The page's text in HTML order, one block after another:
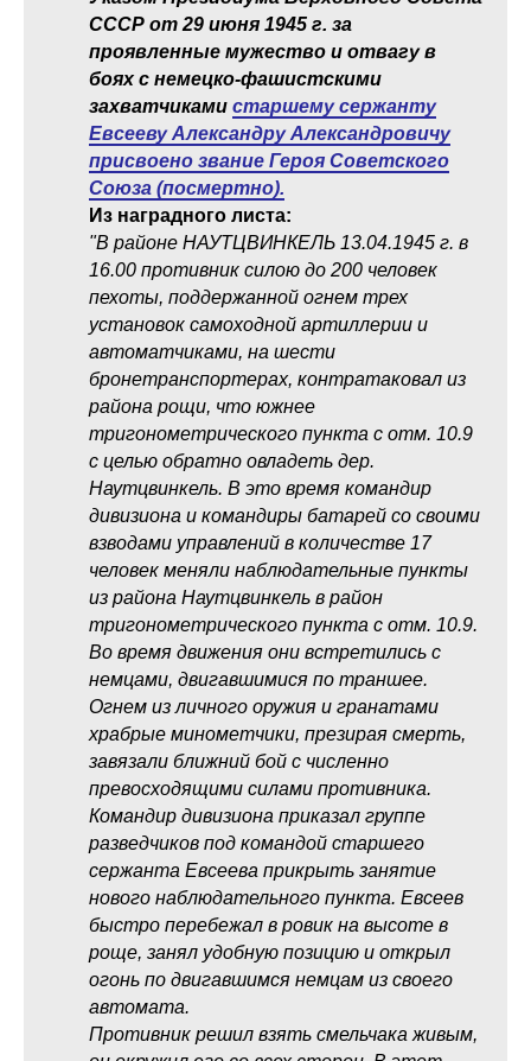
СССР от 29 июня 1945 г. за
проявленные мужество и отвагу в
боях с немецко-фашистскими
захватчиками старшему сержанту
Евсееву Александру Александровичу
присвоено звание Героя Советского
Союза (посмертно).
Из наградного листа:
"В районе НАУТЦВИНКЕЛЬ 13.04.1945 г. в
16.00 противник силою до 200 человек
пехоты, поддержанной огнем трех
установок самоходной артиллерии и
автоматчиками, на шести
бронетранспортерах, контратаковал из
района рощи, что южнее
тригонометрического пункта с отм. 10.9
с целью обратно овладеть дер.
Наутцвинкель. В это время командир
дивизиона и командиры батарей со своими
взводами управлений в количестве 17
человек меняли наблюдательные пункты
из района Наутцвинкель в район
тригонометрического пункта с отм. 10.9.
Во время движения они встретились с
немцами, двигавшимися по траншее.
Огнем из личного оружия и гранатами
храбрые минометчики, презирая смерть,
завязали ближний бой с численно
превосходящими силами противника.
Командир дивизиона приказал группе
разведчиков под командой старшего
сержанта Евсеева прикрыть занятие
нового наблюдательного пункта. Евсеев
быстро перебежал в ровик на высоте в
роще, занял удобную позицию и открыл
огонь по двигавшимся немцам из своего
автомата.
Противник решил взять смельчака живым,